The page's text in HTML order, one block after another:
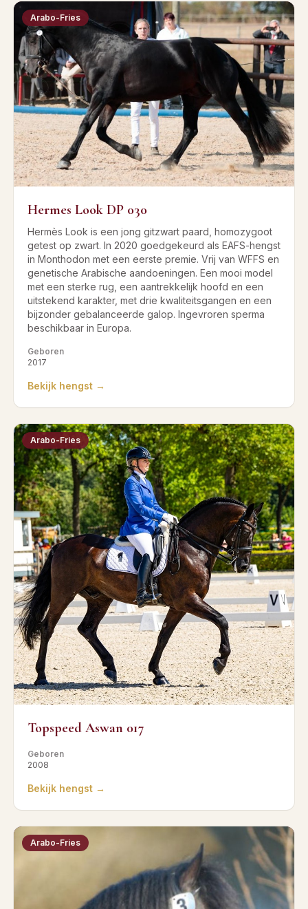
Arabo-Fries
Hermes Look DP 030
Hermès Look is een jong gitzwart paard, homozygoot
getest op zwart. In 2020 goedgekeurd als EAFS-hengst
in Monthodon met een eerste premie. Vrij van WFFS en
genetische Arabische aandoeningen. Een mooi model
met een sterke rug, een aantrekkelijk hoofd en een
uitstekend karakter, met drie kwaliteitsgangen en een
bijzonder gebalanceerde galop. Ingevroren sperma
beschikbaar in Europa.
Geboren
2017
Bekijk hengst →
Arabo-Fries
Topspeed Aswan 017
Geboren
2008
Bekijk hengst →
Arabo-Fries